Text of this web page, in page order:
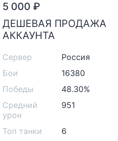
5 000 ₽
ДЕШЕВАЯ ПРОДАЖА
АККАУНТА
Сервер
Россия
Бои
16380
Победы
48.30%
Средний
урон
951
Топ танки
6